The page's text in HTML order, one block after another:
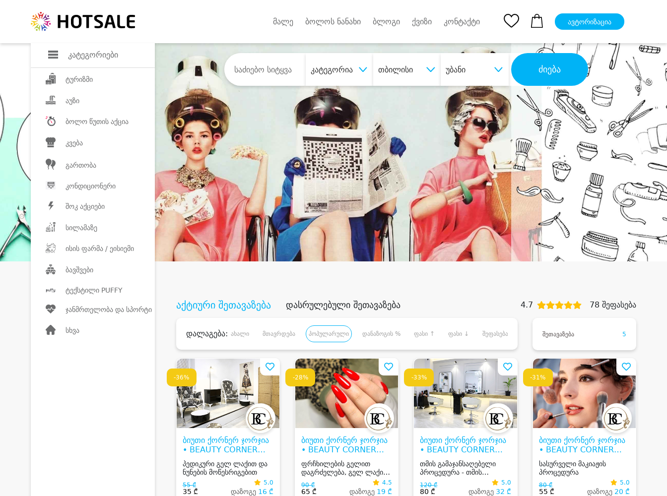
კატეგორიები
ტურიზმი
აუზი
ბოლო წუთის აქცია
კვება
გართობა
კონდიციონერი
შოკ აქციები
სილამაზე
ისის ფარმა / ეისიემი
ბავშვები
ტექსტილი PUFFY
ჯანმრთელობა და სპორტი
სხვა
მალე ბოლოს ნანახი ბლოგი ქვიზი კონტაქტი ავტორიზაცია
კატეგორია თბილისი უბანი ძიება
შეიძინე სასურველი მომსახურებადიდი დანაზოგით
აქტიური შეთავაზება დასრულებული შეთავაზება 4.7 78 შეფასება
დალაგება: ახალი მთავრდება პოპულარული დანაზოგის % ფასი ↑ ფასი ↓ შეფასება შეთავაზება 5
-36%
ბიუთი ქორნერ ჯორჯია
• BEAUTY CORNER
GEORGIA
პედიკური გელ ლაქით და
ნუნების მოწესრიგებით
55 ₾
35 ₾
5.0
დაზოგე 16 ₾
-28%
ბიუთი ქორნერ ჯორჯია
• BEAUTY CORNER
GEORGIA
ფრჩხილების გელით
დაგრძელება, გელ ლაქის
გადასმა და ნუნების
დამუშავება
90 ₾
65 ₾
4.5
დაზოგე 19 ₾
-33%
ბიუთი ქორნერ ჯორჯია
• BEAUTY CORNER
GEORGIA
თმის გამაჯანსაღებელი
პროცედურა - თმის
ბოტოქსი, ფილერი
კერატინით
120 ₾
80 ₾
5.0
დაზოგე 32 ₾
-31%
ბიუთი ქორნერ ჯორჯია
• BEAUTY CORNER
GEORGIA
სასურველი მაკიაჟის
პროცედურა
80 ₾
55 ₾
5.0
დაზოგე 20 ₾